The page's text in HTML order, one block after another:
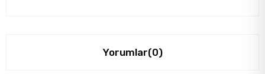
Yorumlar(0)